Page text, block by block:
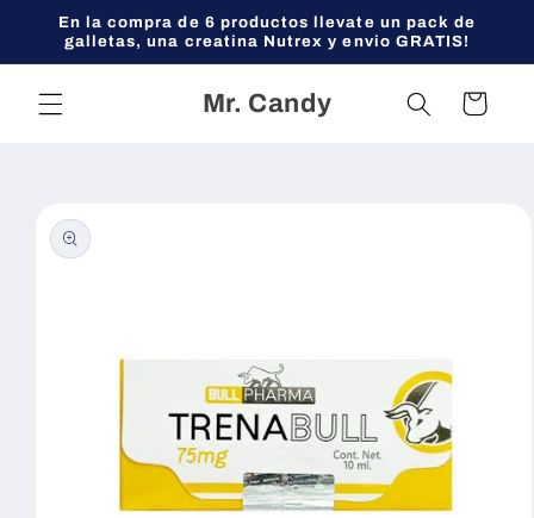
directamente
al contenido
En la compra de 6 productos llevate un pack de
galletas, una creatina Nutrex y envio GRATIS!
Mr. Candy Carrito
información